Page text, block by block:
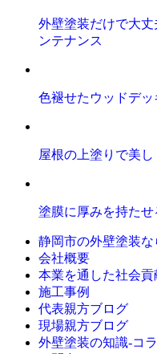
外壁塗装だけで大
ンテナンス
色褪せたウッドデ
屋根の上塗りで美
塗膜に厚みを持たせ
静岡市の外壁塗装
会社概要
本業を通した社会貢
施工事例
代表親方ブログ
現場親方ブログ
外壁塗装の知識‐コ